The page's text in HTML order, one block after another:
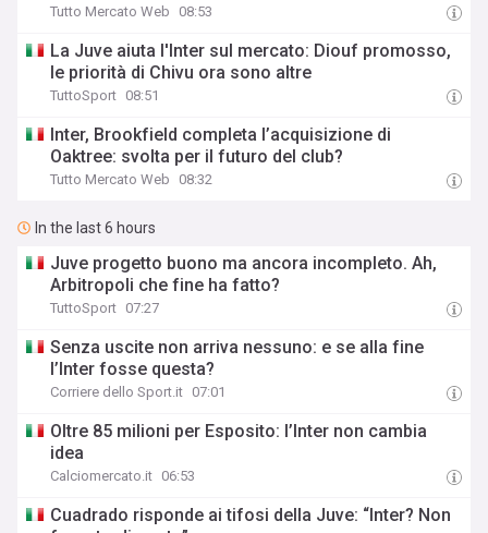
Tutto Mercato Web 08:53
La Juve aiuta l'Inter sul mercato: Diouf promosso,
le priorità di Chivu ora sono altre
TuttoSport 08:51
Inter, Brookfield completa l’acquisizione di
Oaktree: svolta per il futuro del club?
Tutto Mercato Web 08:32
In the last 6 hours
Juve progetto buono ma ancora incompleto. Ah,
Arbitropoli che fine ha fatto?
TuttoSport 07:27
Senza uscite non arriva nessuno: e se alla fine
l’Inter fosse questa?
Corriere dello Sport.it 07:01
Oltre 85 milioni per Esposito: l’Inter non cambia
idea
Calciomercato.it 06:53
Cuadrado risponde ai tifosi della Juve: “Inter? Non